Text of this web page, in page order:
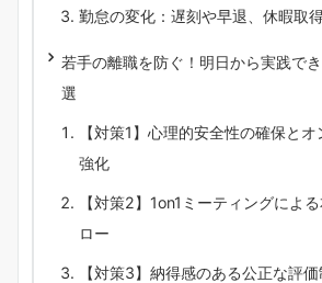
勤怠の変化：遅刻や早退、休暇取
若手の離職を防ぐ！明日から実践で
選
【対策1】心理的安全性の確保と
強化
【対策2】1on1ミーティングによ
ロー
【対策3】納得感のある公正な評